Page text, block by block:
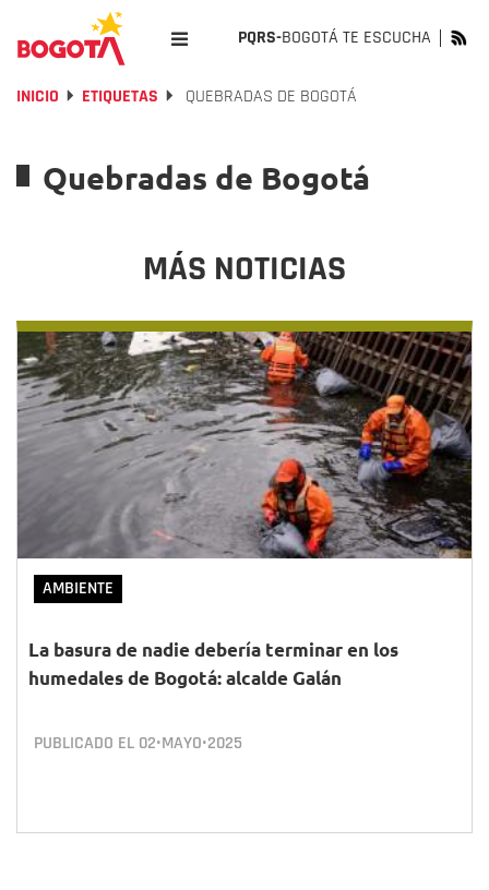
PQRS-BOGOTÁ TE ESCUCHA
INICIO ETIQUETAS QUEBRADAS DE BOGOTÁ
Quebradas de Bogotá
MÁS NOTICIAS
AMBIENTE
La basura de nadie debería terminar en los
humedales de Bogotá: alcalde Galán
PUBLICADO EL 02•MAYO•2025